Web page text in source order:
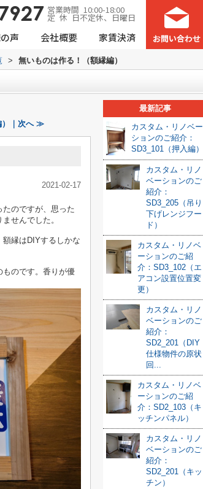
営業時間 10:00-18:00
定 休 日不定休、日曜日
声 会社概要 家賃決済
> 無いものは作る！（額縁編）
）｜次へ ≫
2021-02-17
のですが、思った
せんでした。
縁はDIYするしかな
ものです。香りが優
最新記事
カスタム・リノベー
ションのご紹介：
SD3_101（押入編）
カスタム・リノ
ベーションのご
紹介：
SD3_205（吊り
下げレンジフー
ド）
カスタム・リノベ
ーションのご紹
介：SD3_102（エ
アコン設置位置変
更）
カスタム・リノ
ベーションのご
紹介：
SD2_201（DIY
仕様物件の原状
回...
カスタム・リノベ
ーションのご紹
介：SD2_103（キ
ッチンパネル）
カスタム・リノ
ベーションのご
紹介：
SD2_201（キッ
チン）